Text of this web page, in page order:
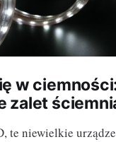
w
zalet
te niewielkie